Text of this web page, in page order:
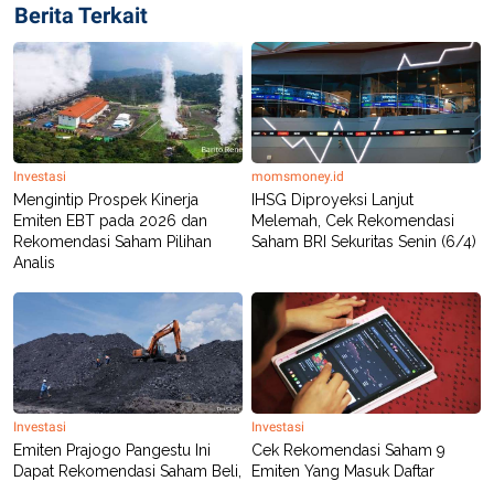
A
G
A
N
A
N
C
T
A
K
I
R
J
A
E
M
I
E
N
E
P
E
R
A
E
R
T
I
S
I
N
G
Berita Terkait
Investasi
Mengintip Prospek Kinerja
Emiten EBT pada 2026 dan
Rekomendasi Saham Pilihan
Analis
momsmoney.id
IHSG Diproyeksi Lanjut
Melemah, Cek Rekomendasi
Saham BRI Sekuritas Senin (6/4)
Investasi
Emiten Prajogo Pangestu Ini
Dapat Rekomendasi Saham Beli,
Investasi
Cek Rekomendasi Saham 9
Emiten Yang Masuk Daftar